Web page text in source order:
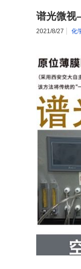
谱光微视
2021/8/27 化